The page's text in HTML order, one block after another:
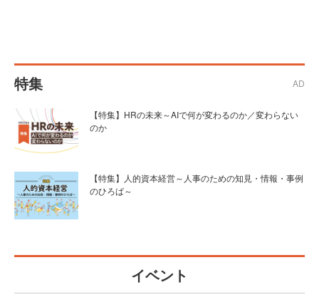
特集 AD
【特集】HRの未来～AIで何が変わるのか／変わらない
のか
【特集】人的資本経営～人事のための知見・情報・事例
のひろば～
イベント